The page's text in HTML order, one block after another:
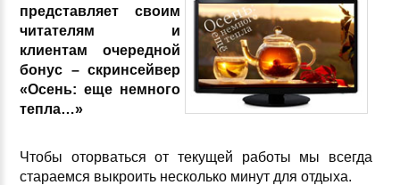
представляет своим
читателям и
клиентам очередной
бонус – скринсейвер
«Осень: еще немного
тепла…»
Чтобы оторваться от текущей работы мы всегда
стараемся выкроить несколько минут для отдыха.